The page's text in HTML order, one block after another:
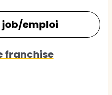
job/emploi
franchise